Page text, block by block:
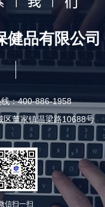
健品有限公司
：400-886-1958
区董家镇温梁路10688号
信扫一扫